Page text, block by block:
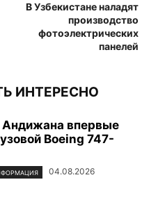
В Узбекистане наладят
производство
фотоэлектрических
панелей
ИНТЕРЕСНО
Андижана впервые
Boeing 747-
04.08.2026